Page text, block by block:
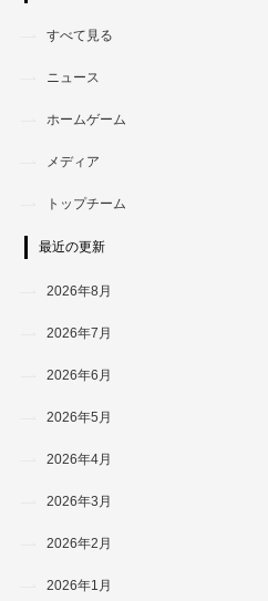
すべて見る
ニュース
ホームゲーム
メディア
トップチーム
最近の更新
2026年8月
2026年7月
2026年6月
2026年5月
2026年4月
2026年3月
2026年2月
2026年1月